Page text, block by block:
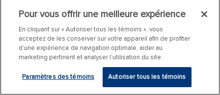
Pour vous offrir une meilleure expérience
En cliquant sur « Autoriser tous les témoins », vous
acceptez de les conserver sur votre appareil afin de profiter
d’une expérience de navigation optimale, aider au
marketing pertinent et analyser l’utilisation du site.
Paramètres des témoins Autoriser tous les témoins